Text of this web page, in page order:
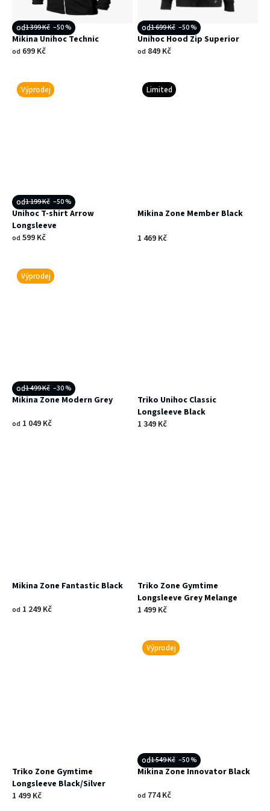
od1 399 Kč –50 %
Mikina Unihoc Technic
od 699 Kč
od1 699 Kč –50 %
Unihoc Hood Zip Superior
od 849 Kč
Výprodej
od1 199 Kč –50 %
Unihoc T-shirt Arrow
Longsleeve
od 599 Kč
Limited
Mikina Zone Member Black
1 469 Kč
Výprodej
od1 499 Kč –30 %
Mikina Zone Modern Grey
od 1 049 Kč
Triko Unihoc Classic
Longsleeve Black
1 349 Kč
Mikina Zone Fantastic Black
od 1 249 Kč
Triko Zone Gymtime
Longsleeve Grey Melange
1 499 Kč
Triko Zone Gymtime
Longsleeve Black/Silver
1 499 Kč
Výprodej
od1 549 Kč –50 %
Mikina Zone Innovator Black
od 774 Kč